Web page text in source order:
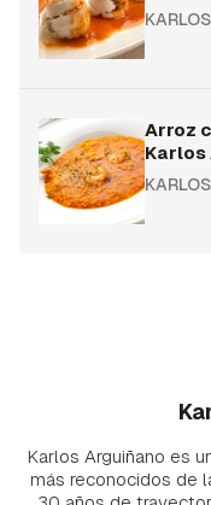
Arroz
Karlos
Karlos Arguiñano es
más reconocidos de